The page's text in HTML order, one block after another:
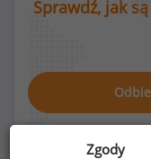
Sprawdź, jak
Zgody